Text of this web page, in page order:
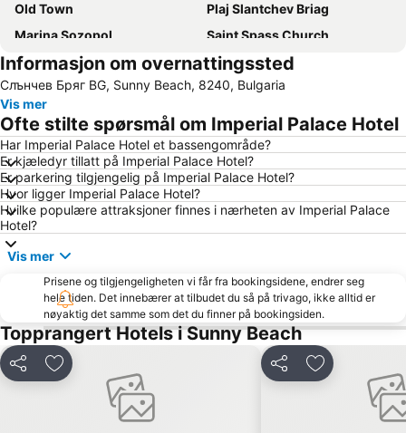
Old Town
Plaj Slantchev Briag
Marina Sozopol
Saint Spass Church
Bus station Sunny Beach
New Beach Sveti Vlas
Sveti Stefan
Port of Nessebar
Stariat grad Pomorie
Sveti Georgi
Sarafovo
Royal Beach Mall
Action Aquapark
Cacao Beach
Aquapark Nessebar
Centralen plaj Pomorie
Vetren
Yahteno pristanishte
Chernomorets
Informasjon om overnattingssted
Слънчев Бряг BG, Sunny Beach, 8240, Bulgaria
Vis mer
Ofte stilte spørsmål om Imperial Palace Hotel
Har Imperial Palace Hotel et bassengområde?
Er kjæledyr tillatt på Imperial Palace Hotel?
Er parkering tilgjengelig på Imperial Palace Hotel?
Hvor ligger Imperial Palace Hotel?
Hvilke populære attraksjoner finnes i nærheten av Imperial Palace
Hotel?
Vis mer
Prisene og tilgjengeligheten vi får fra bookingsidene, endrer seg
hele tiden. Det innebærer at tilbudet du så på trivago, ikke alltid er
nøyaktig det samme som det du finner på bookingsiden.
Topprangert Hotels i Sunny Beach
Del Legg til i favoritter Del Legg til i